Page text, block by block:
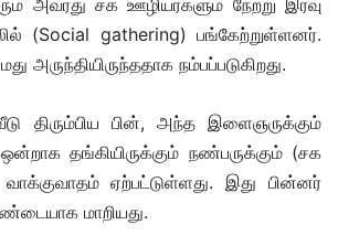
(Social gathering) பங்கேற்றுள்ளனர்.
அருந்தியிருந்ததாக நம்பப்படுகிறது.
வீடு திரும்பிய பின், அந்த இளைஞருக்கும்
தங்கியிருக்கும் நண்பருக்கும் (சக
ஏற்பட்டுள்ளது. இது பின்னர்
மாறியது.